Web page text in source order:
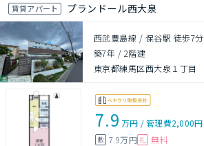
賃貸アパート プランドール西大泉
西武豊島線 / 保谷駅 徒歩7分
築7年 / 2階建
東京都練馬区西大泉１丁目
7.9 万円 /管理費2,000円
敷 7.9万円 礼 無料